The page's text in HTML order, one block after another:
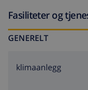
Fasiliteter og
GENERELT
klimaanlegg